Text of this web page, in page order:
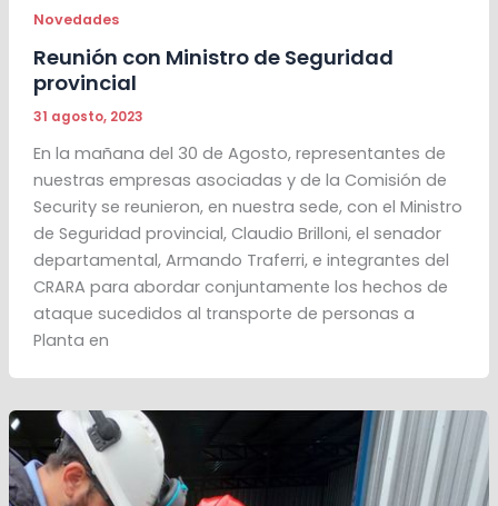
Novedades
Reunión con Ministro de Seguridad
provincial
31 agosto, 2023
En la mañana del 30 de Agosto, representantes de
nuestras empresas asociadas y de la Comisión de
Security se reunieron, en nuestra sede, con el Ministro
de Seguridad provincial, Claudio Brilloni, el senador
departamental, Armando Traferri, e integrantes del
CRARA para abordar conjuntamente los hechos de
ataque sucedidos al transporte de personas a
Planta en